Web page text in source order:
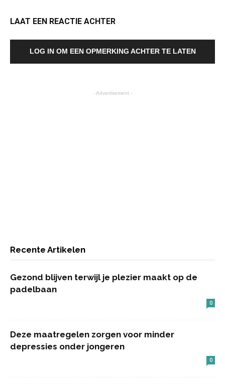
LAAT EEN REACTIE ACHTER
LOG IN OM EEN OPMERKING ACHTER TE LATEN
- Advertisement -
Recente Artikelen
Gezond blijven terwijl je plezier maakt op de
padelbaan
0
Deze maatregelen zorgen voor minder
depressies onder jongeren
0